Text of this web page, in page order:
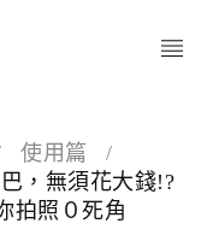
使用篇
/
，無須花大錢!?
拍照０死角